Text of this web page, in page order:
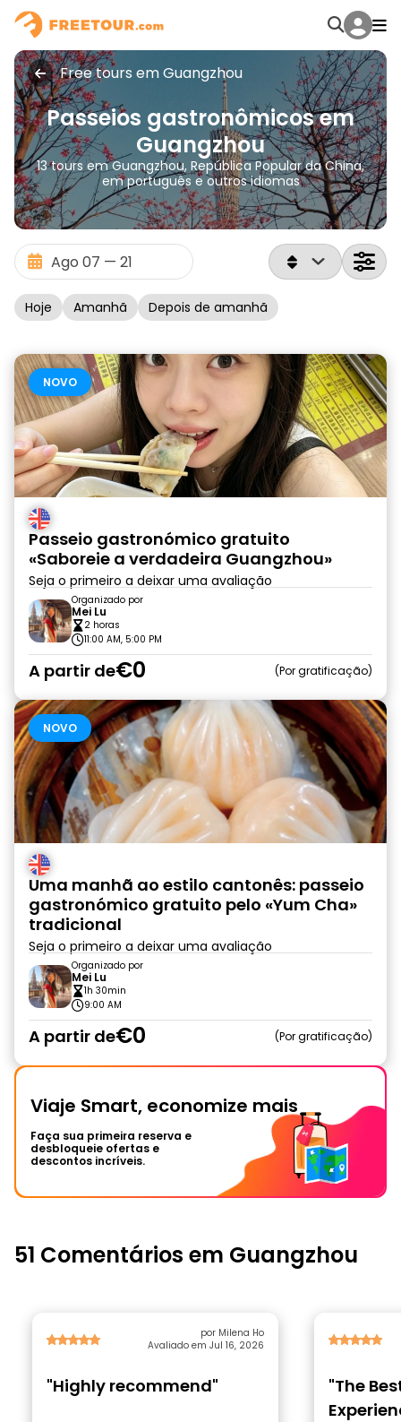
Free tours em Guangzhou
Passeios gastronômicos em
Guangzhou
13 tours em Guangzhou, República Popular da China,
em português e outros idiomas
Hoje Amanhã Depois de amanhã
NOVO
Passeio gastronómico gratuito
«Saboreie a verdadeira Guangzhou»
Seja o primeiro a deixar uma avaliação
Organizado por
Mei Lu
2 horas
11:00 AM, 5:00 PM
A partir de€0 Por gratificação
NOVO
Uma manhã ao estilo cantonês: passeio
gastronómico gratuito pelo «Yum Cha»
tradicional
Seja o primeiro a deixar uma avaliação
Organizado por
Mei Lu
1h 30min
9:00 AM
A partir de€0 Por gratificação
Viaje Smart, economize mais
Faça sua primeira reserva e
desbloqueie ofertas e
descontos incríveis.
51 Comentários em Guangzhou
por Milena Ho
Avaliado em Jul 16, 2026
"Highly recommend"
"The